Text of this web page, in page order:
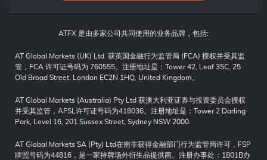
ATFX 是由多家公司共同使用的业务品牌，包括:
AT Global Markets (UK) Ltd. 获英国金融行为监管局 (FCA) 授权并受其监
管，FCA 许可证号码为 760555。注册地址是：Tower 42, Leaf 35C, 25
Old Broad Street, London EC2N 1HQ, United Kingdom。
AT Global Markets (Australia) Pty Ltd 获澳大利亚证券与投资委员会授权
并受其监管，AFSL许可证号码为418036。注册地址是：Tower 2 Darling
Park, Level 16, 201 Sussex Street, Sydney NSW 2000.
AT Global Markets SA (Pty) Ltd在南非获得金融部门行为监管局许可，FSP
牌照号码为44816，是一家持牌场外衍生品提供商。注册办事处：1801B办